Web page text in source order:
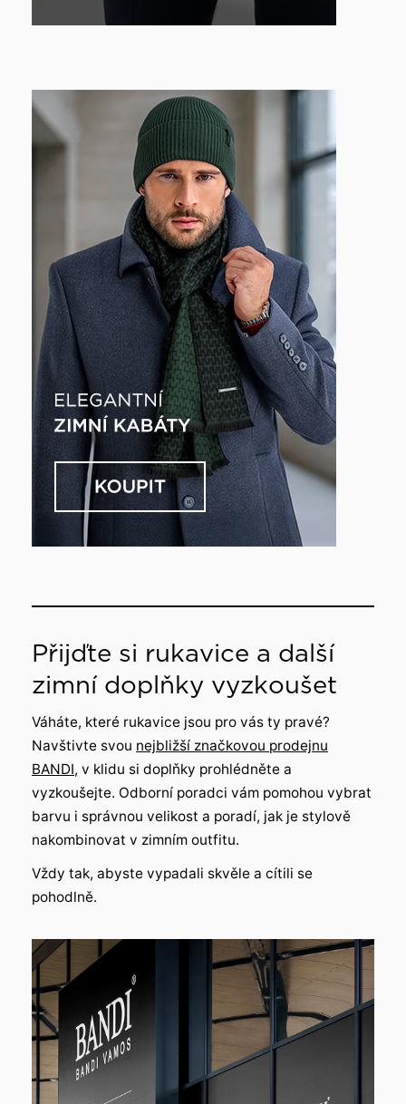
Přijďte si rukavice a další
zimní doplňky vyzkoušet
Váháte, které rukavice jsou pro vás ty pravé?
Navštivte svou nejbližší značkovou prodejnu
BANDI, v klidu si doplňky prohlédněte a
vyzkoušejte. Odborní poradci vám pomohou vybrat
barvu i správnou velikost a poradí, jak je stylově
nakombinovat v zimním outfitu.
Vždy tak, abyste vypadali skvěle a cítili se
pohodlně.